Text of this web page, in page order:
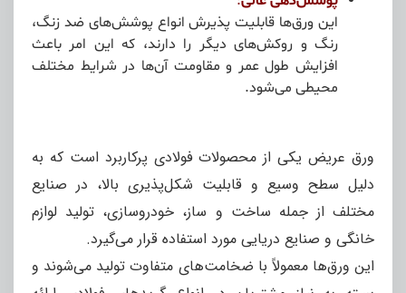
این ورق‌ها قابلیت پذیرش انواع پوشش‌های ضد زنگ،
رنگ و روکش‌های دیگر را دارند، که این امر باعث
افزایش طول عمر و مقاومت آن‌ها در شرایط مختلف
محیطی می‌شود.
ورق عریض یکی از محصولات فولادی پرکاربرد است که به
دلیل سطح وسیع و قابلیت شکل‌پذیری بالا، در صنایع
مختلف از جمله ساخت و ساز، خودروسازی، تولید لوازم
خانگی و صنایع دریایی مورد استفاده قرار می‌گیرد.
این ورق‌ها معمولاً با ضخامت‌های متفاوت تولید می‌شوند و